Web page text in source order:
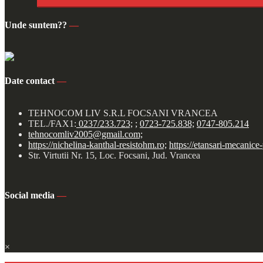
Unde suntem?? —
Date contact —
TEHNOCOM LIV S.R.L FOCSANI VRANCEA
TEL./FAX1: 0237/233.723; ; 0723-725.838; 0747-805.214
tehnocomliv2005@gmail.com;
https://nichelina-kanthal-resistohm.ro; https://etansari-
Str. Virtutii Nr. 15, Loc. Focsani, Jud. Vrancea
Social media —
×